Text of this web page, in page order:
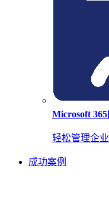
Microsoft
轻松管理企
成功案例